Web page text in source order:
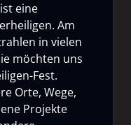
eine
Am
in vielen
möchten uns
Fest.
Orte, Wege,
Projekte